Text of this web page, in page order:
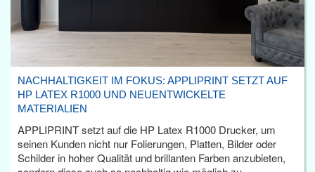
NACHHALTIGKEIT IM FOKUS: APPLIPRINT SETZT AUF
HP LATEX R1000 UND NEUENTWICKELTE
MATERIALIEN
APPLIPRINT setzt auf die HP Latex R1000 Drucker, um
seinen Kunden nicht nur Folierungen, Platten, Bilder oder
Schilder in hoher Qualität und brillanten Farben anzubieten,